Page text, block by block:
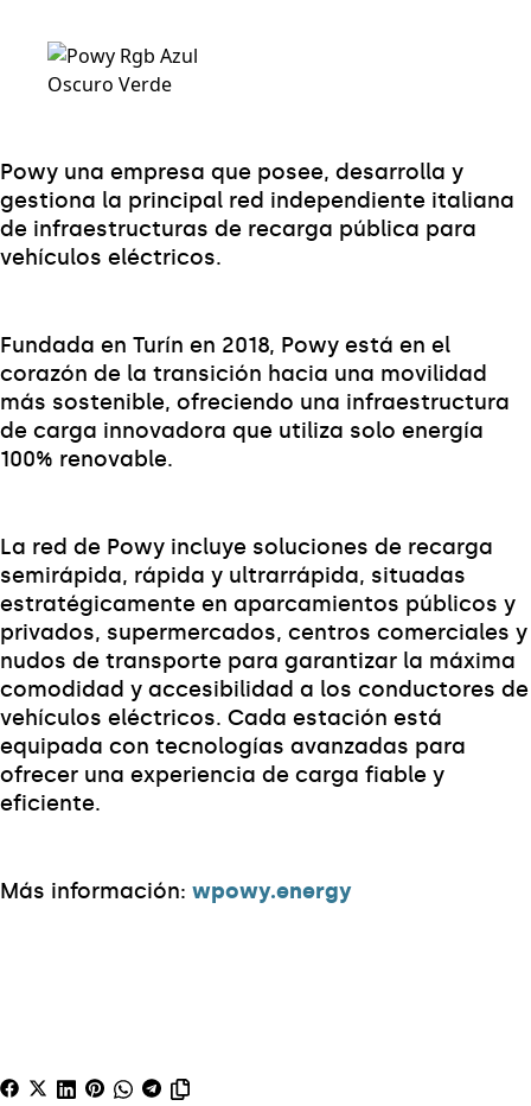
Powy una empresa que posee, desarrolla y
gestiona la principal red independiente italiana
de infraestructuras de recarga pública para
vehículos eléctricos.
Fundada en Turín en 2018, Powy está en el
corazón de la transición hacia una movilidad
más sostenible, ofreciendo una infraestructura
de carga innovadora que utiliza solo energía
100% renovable.
La red de Powy incluye soluciones de recarga
semirápida, rápida y ultrarrápida, situadas
estratégicamente en aparcamientos públicos y
privados, supermercados, centros comerciales y
nudos de transporte para garantizar la máxima
comodidad y accesibilidad a los conductores de
vehículos eléctricos. Cada estación está
equipada con tecnologías avanzadas para
ofrecer una experiencia de carga fiable y
eficiente.
Más información: wpowy.energy